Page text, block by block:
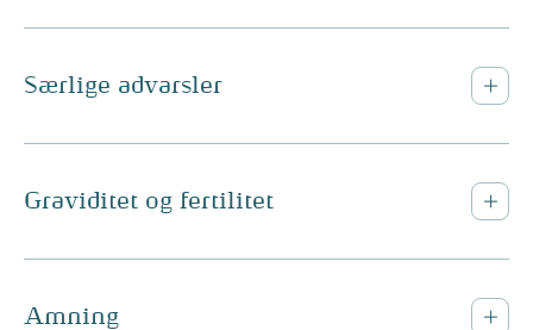
Særlige advarsler
Graviditet og fertilitet
Amning